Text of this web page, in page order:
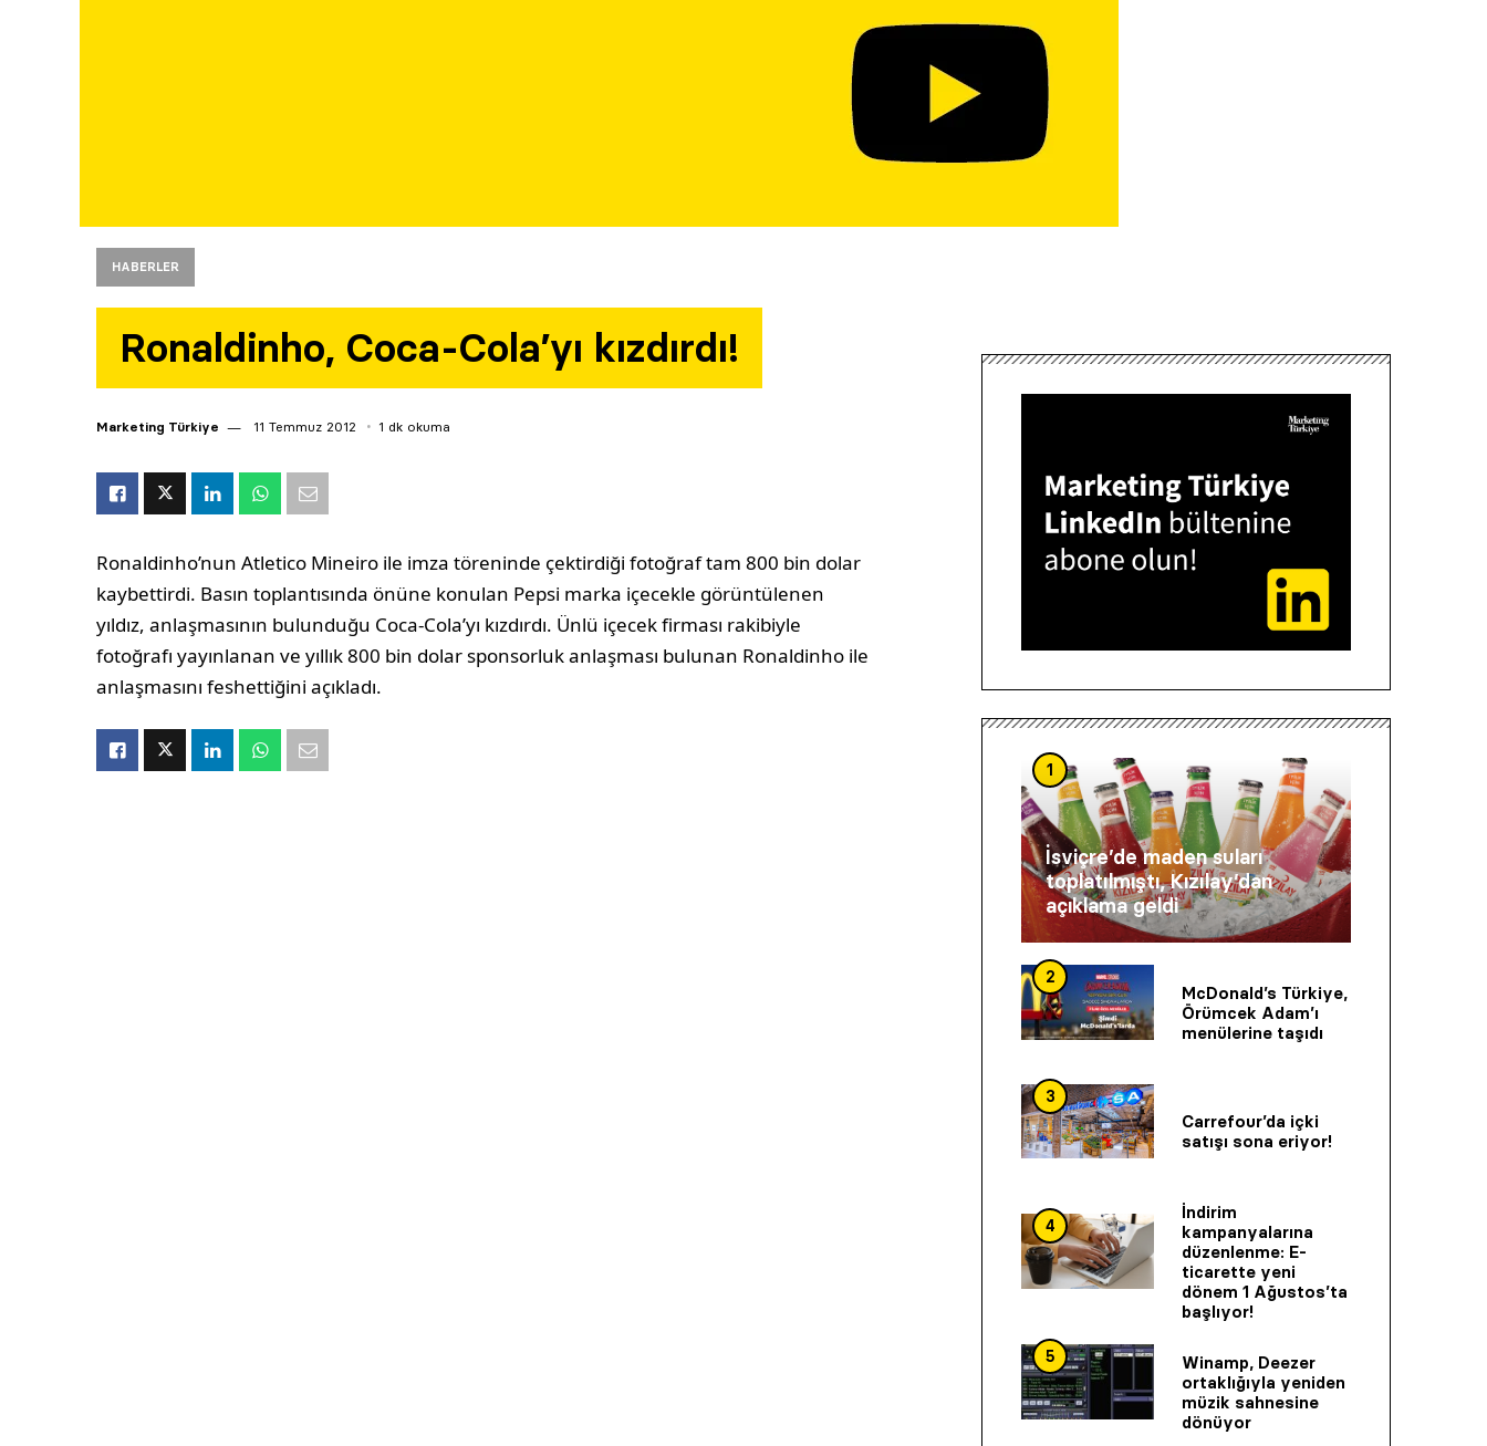
HABERLER
Ronaldinho, Coca-Cola’yı kızdırdı!
Marketing Türkiye 11 Temmuz 2012 1 dk okuma
Ronaldinho’nun Atletico Mineiro ile imza töreninde çektirdiği fotoğraf tam 800 bin dolar
kaybettirdi. Basın toplantısında önüne konulan Pepsi marka içecekle görüntülenen
yıldız, anlaşmasının bulunduğu Coca-Cola’yı kızdırdı. Ünlü içecek firması rakibiyle
fotoğrafı yayınlanan ve yıllık 800 bin dolar sponsorluk anlaşması bulunan Ronaldinho ile
anlaşmasını feshettiğini açıkladı.
1
İsviçre’de maden suları
toplatılmıştı, Kızılay’dan
açıklama geldi
2
McDonald’s Türkiye,
Örümcek Adam’ı
menülerine taşıdı
3
Carrefour’da içki
satışı sona eriyor!
4
İndirim
kampanyalarına
düzenlenme: E-
ticarette yeni
dönem 1 Ağustos’ta
başlıyor!
5
Winamp, Deezer
ortaklığıyla yeniden
müzik sahnesine
dönüyor